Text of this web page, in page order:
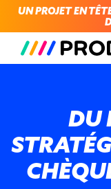
UN PROJET EN
DU